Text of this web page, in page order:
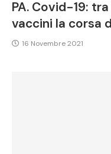
PA. Covid-19:
vaccini la corsa
16 Novembre 2021